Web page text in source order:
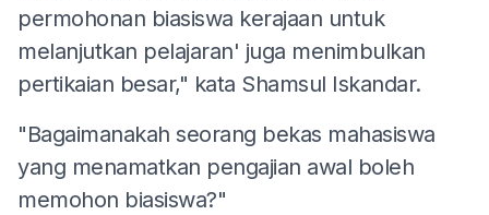
permohonan biasiswa kerajaan untuk
melanjutkan pelajaran' juga menimbulkan
pertikaian besar," kata Shamsul Iskandar.
"Bagaimanakah seorang bekas mahasiswa
yang menamatkan pengajian awal boleh
memohon biasiswa?"